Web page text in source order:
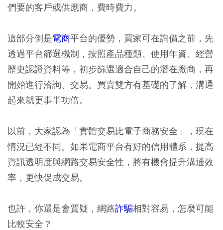
們要的客戶或供應商，費時費力。
這部分倒是電商平台的優勢，買家可在詢價之前，先
透過平台篩選機制，按照產品種類、使用年資、經營
歷史認證資料等，初步篩選適合自己的潛在廠商，再
開始進行洽詢、交易。買賣雙方有基礎的了解，溝通
起來就更事半功倍。
以前，大家認為「實體交易比電子商務安全」，現在
情況已經不同。如果電商平台有好的信用體系，提高
資訊透明度與網路交易安全性，將有機會提升溝通效
率，更快促成交易。
也許，你還是會質疑，網路詐騙相對容易，怎麼可能
比較安全？